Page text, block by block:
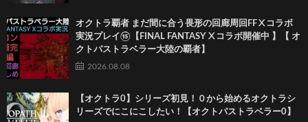
オクトラ覇者 まだ間に合う畏形の回廊周回FFⅩコラボ
実況プレイ⑮【FINAL FANTASY Ⅹコラボ開催中 】【 オ
クトパストラベラー大陸の覇者】
2026.08.08
【オクトラ0】シリーズ初見！０から始めるオクトラシ
リーズでにこにこしたい！【オクトパストラベラー0】